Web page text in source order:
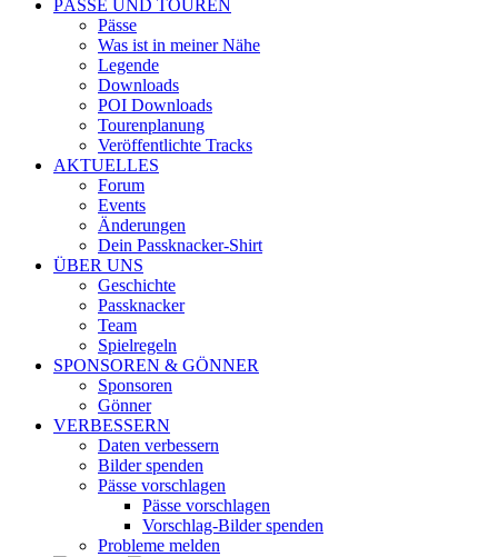
PÄSSE UND TOUREN
Pässe
Was ist in meiner Nähe
Legende
Downloads
POI Downloads
Tourenplanung
Veröffentlichte Tracks
AKTUELLES
Forum
Events
Änderungen
Dein Passknacker-Shirt
ÜBER UNS
Geschichte
Passknacker
Team
Spielregeln
SPONSOREN & GÖNNER
Sponsoren
Gönner
VERBESSERN
Daten verbessern
Bilder spenden
Pässe vorschlagen
Pässe vorschlagen
Vorschlag-Bilder spenden
Probleme melden